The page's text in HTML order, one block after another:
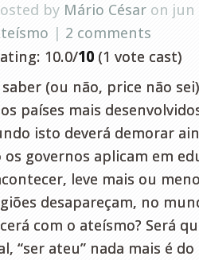
by Mário César on jun
| 2 comments
10.0/10 (1 vote cast)
(ou não, price não
países mais
isto deverá demorar
governos aplicam em
leve mais ou
desapareçam, no
com o ateísmo? Será
“ser ateu” nada mais é